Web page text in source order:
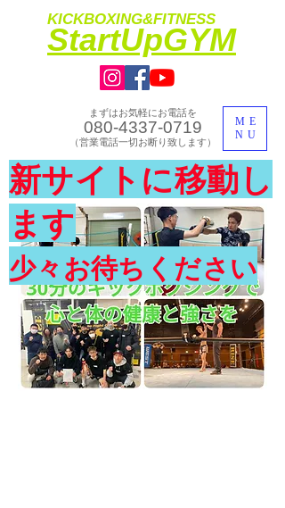
KICKBOXING&FITNESS
​StartUpGYM
ME
NU
まずはお気軽にお電話を
080-4337-0719
​（営業電話一切お断り致します）
​体験入会実施中
新サイトに移動し
ます
少々お待ちください